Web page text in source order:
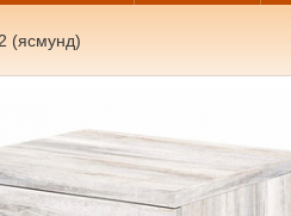
(ясмунд)